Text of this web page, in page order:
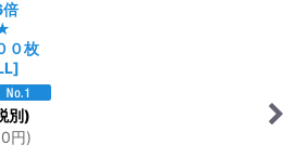
倍
０枚
]
別)
円)